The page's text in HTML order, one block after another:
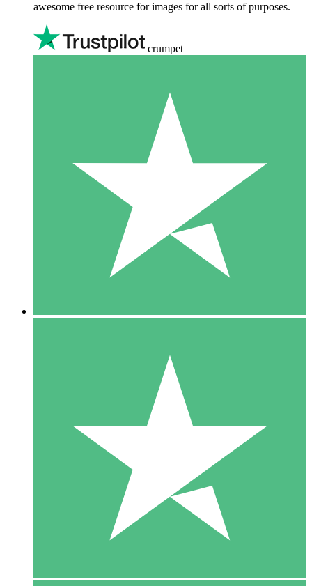
awesome free resource for images for all sorts of purposes.
crumpet